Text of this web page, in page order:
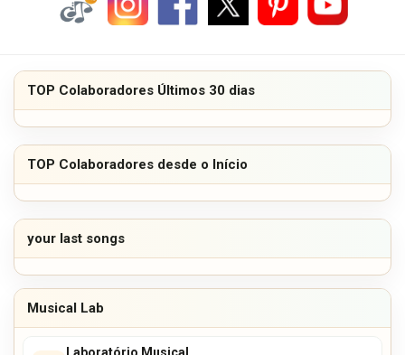
TOP Colaboradores Últimos 30 dias
TOP Colaboradores desde o Início
your last songs
Musical Lab